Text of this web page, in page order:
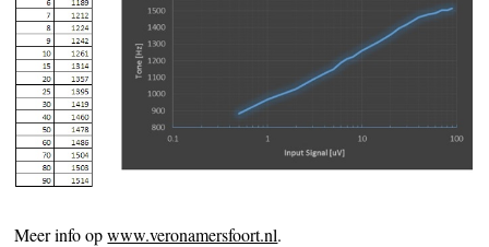
Meer info opwww.veronamersfoort.nl.